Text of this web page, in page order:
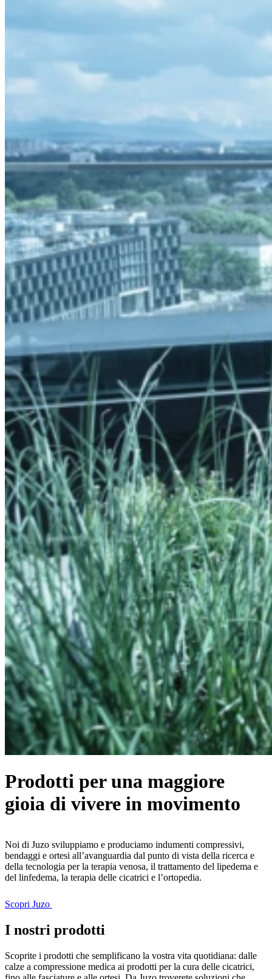
Prodotti per una maggiore
gioia di vivere in movimento
Noi di Juzo sviluppiamo e produciamo indumenti compressivi,
bendaggi e ortesi all’avanguardia dal punto di vista della ricerca e
della tecnologia per la terapia venosa, il trattamento del lipedema e
del linfedema, la terapia delle cicatrici e l’ortopedia.
Scopri Juzo
I nostri prodotti
Scoprite i prodotti che semplificano la vostra vita quotidiana: dalle
calze a compressione medica ai prodotti per la cura delle cicatrici,